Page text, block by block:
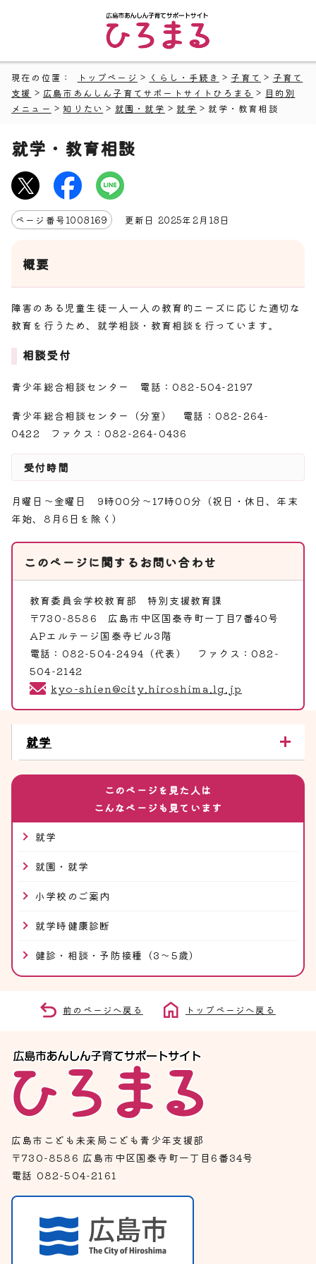
現在の位置： トップページ > くらし・手続き > 子育て > 子育て
支援 > 広島市あんしん子育てサポートサイトひろまる > 目的別
メニュー >知りたい > 就園・就学 >就学 > 就学・教育相談
就学・教育相談
ページ番号1008169 更新日 2025年2月 18 日
概要
障害のある児童生徒一人一人の教育的ニーズに応じた適切な
教育を行うため、就学相談・教育相談を行っています。
相談受付
青少年総合相談センター 電話：082-504-2197
青少年総合相談センター（分室） 電話：082-264-
0422 ファクス：082-264-0436
受付時間
月曜日～金曜日 9時00分～17時00分（祝日・休日、年末
年始、8月6日を除く）
このページに関する お問い合わせ
教育委員会学校教育部特別支援教育課
〒730-8586 広島市中区国泰寺町一丁目7番40号
APエルテージ国泰寺ビル3階
電話：082-504-2494（代表） ファクス：082-
504-2142
kyo-shien@city.hiroshima.lg.jp
就学
このページを見た人は
こんなページも見ています
就学
就園・就学
小学校のご案内
就学時健康診断
健診・相談・予防接種（3～5歳）
前のページへ戻る トップページへ戻る
広島市こども未来局こども青少年支援部
〒730-8586 広島市中区国泰寺町一丁目6番34号
電話 082-504-2161